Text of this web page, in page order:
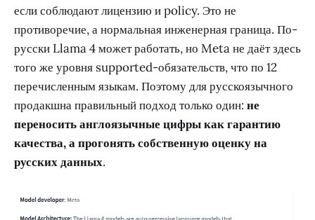
если соблюдают лицензию и policy. Это не
противоречие, а нормальная инженерная граница. По-
русски Llama 4 может работать, но Meta не даёт здесь
того же уровня supported-обязательств, что по 12
перечисленным языкам. Поэтому для русскоязычного
продакшна правильный подход только один: не
переносить англоязычные цифры как гарантию
качества, а прогонять собственную оценку на
русских данных.